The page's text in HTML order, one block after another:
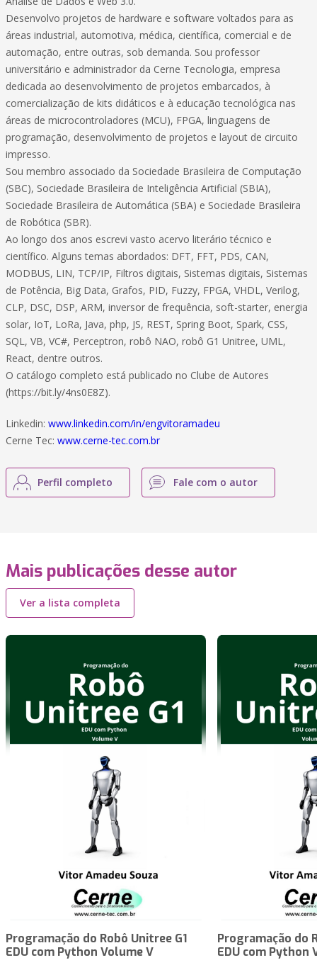
Desenvolvo projetos de hardware e software voltados para as
áreas industrial, automotiva, médica, científica, comercial e de
automação, entre outras, sob demanda. Sou professor
universitário e administrador da Cerne Tecnologia, empresa
dedicada ao desenvolvimento de projetos embarcados, à
comercialização de kits didáticos e à educação tecnológica nas
áreas de microcontroladores (MCU), FPGA, linguagens de
programação, desenvolvimento de projetos e layout de circuito
impresso.
Sou membro associado da Sociedade Brasileira de Computação
(SBC), Sociedade Brasileira de Inteligência Artificial (SBIA),
Sociedade Brasileira de Automática (SBA) e Sociedade Brasileira
de Robótica (SBR).
Ao longo dos anos escrevi vasto acervo literário técnico e
científico. Alguns temas abordados: DFT, FFT, PDS, CAN,
MODBUS, LIN, TCP/IP, Filtros digitais, Sistemas digitais, Sistemas
de Potência, Big Data, Grafos, PID, Fuzzy, FPGA, VHDL, Verilog,
CLP, DSC, DSP, ARM, inversor de frequência, soft-starter, energia
solar, IoT, LoRa, Java, php, JS, REST, Spring Boot, Spark, CSS,
SQL, VB, VC#, Perceptron, robô NAO, robô G1 Unitree, UML,
React, dentre outros.
O catálogo completo está publicado no Clube de Autores
(https://bit.ly/4ns0E8Z).
Linkedin: www.linkedin.com/in/engvitoramadeu
Cerne Tec: www.cerne-tec.com.br
Perfil completo Fale com o autor
Mais publicações desse autor
Ver a lista completa
Programação do Robô Unitree G1
EDU com Python Volume V
Programação do
EDU com Python